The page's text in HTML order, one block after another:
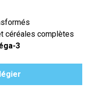
céréales complètes
3